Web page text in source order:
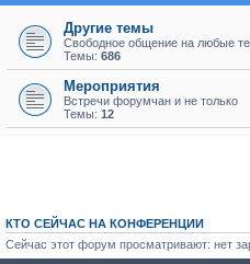
Другие темы
Свободное общение на любые
Темы: 686
Мероприятия
Встречи форумчан и не только
Темы: 12
КТО СЕЙЧАС НА КОНФЕРЕНЦИИ
Сейчас этот форум просматривают: нет